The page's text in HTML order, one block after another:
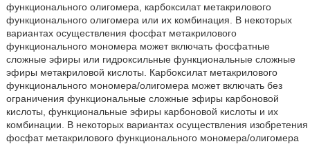
функционального олигомера, карбоксилат метакрилового
функционального олигомера или их комбинация. В некоторых
вариантах осуществления фосфат метакрилового
функционального мономера может включать фосфатные
сложные эфиры или гидроксильные функциональные сложные
эфиры метакриловой кислоты. Карбоксилат метакрилового
функционального мономера/олигомера может включать без
ограничения функциональные сложные эфиры карбоновой
кислоты, функциональные эфиры карбоновой кислоты и их
комбинации. В некоторых вариантах осуществления изобретения
фосфат метакрилового функционального мономера/олигомера